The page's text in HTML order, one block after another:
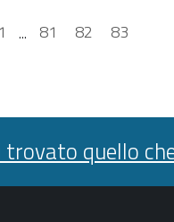
1 ... 81 82
83
trovato quello